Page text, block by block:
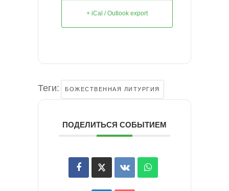
+ iCal / Outlook export
Теги: БОЖЕСТВЕННАЯ ЛИТУРГИЯ
ПОДЕЛИТЬСЯ СОБЫТИЕМ